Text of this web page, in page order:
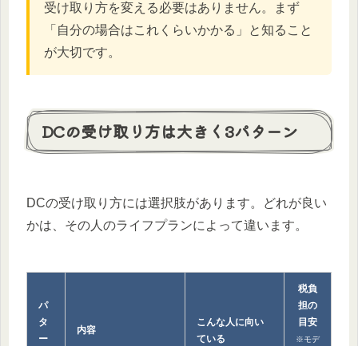
受け取り方を変える必要はありません。まず
「自分の場合はこれくらいかかる」と知ること
が大切です。
DCの受け取り方は大きく3パターン
DCの受け取り方には選択肢があります。どれが良い
かは、その人のライフプランによって違います。
パ
タ
ー
内容
こんな人に向い
ている
税負
担の
目安
※モデ